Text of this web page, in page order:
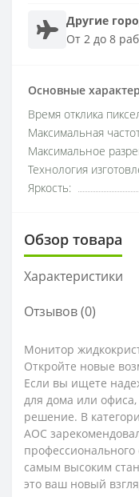
Другие
От 2 до 8
Основные
Время отклика
Максимальная
Максимальное
Технология
Яркость:
Обзор товара
Характеристики
Отзывов (0)
Монитор
Откройте новые
Если вы ищете
для дома или офиса,
решение. В
AOC
самым высоким
это ваш новый